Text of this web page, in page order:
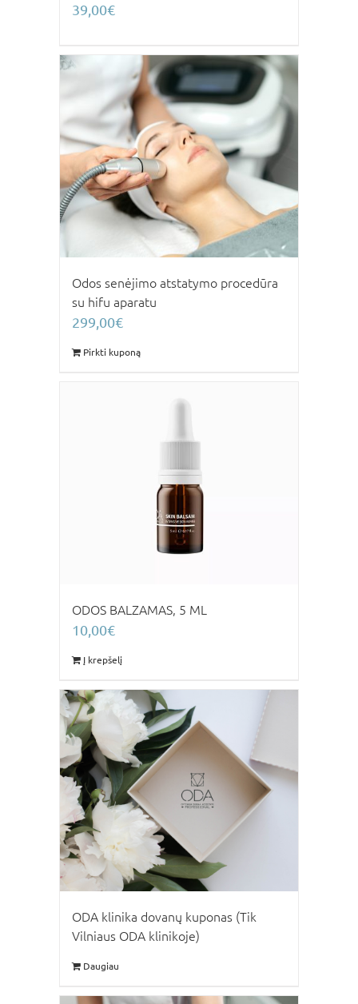
39,00€
Odos senėjimo atstatymo procedūra
su hifu aparatu
299,00€
Pirkti kuponą
ODOS BALZAMAS, 5 ML
10,00€
Į krepšelį
ODA klinika dovanų kuponas (Tik
Vilniaus ODA klinikoje)
Daugiau